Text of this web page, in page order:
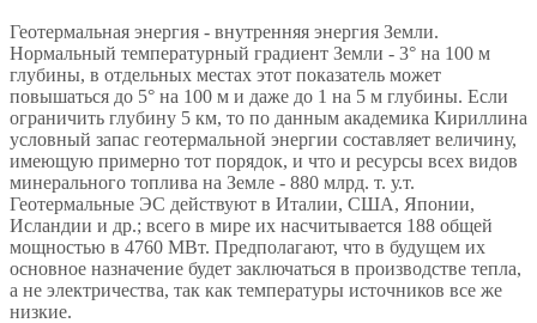
Геотермальная энергия - внутренняя энергия Земли.
Нормальный температурный градиент Земли - 3° на 100 м
глубины, в отдельных местах этот показатель может
повышаться до 5° на 100 м и даже до 1 на 5 м глубины. Если
ограничить глубину 5 км, то по данным академика Кириллина
условный запас геотермальной энергии составляет величину,
имеющую примерно тот порядок, и что и ресурсы всех видов
минерального топлива на Земле - 880 млрд. т. у.т.
Геотермальные ЭС действуют в Италии, США, Японии,
Исландии и др.; всего в мире их насчитывается 188 общей
мощностью в 4760 МВт. Предполагают, что в будущем их
основное назначение будет заключаться в производстве тепла,
а не электричества, так как температуры источников все же
низкие.